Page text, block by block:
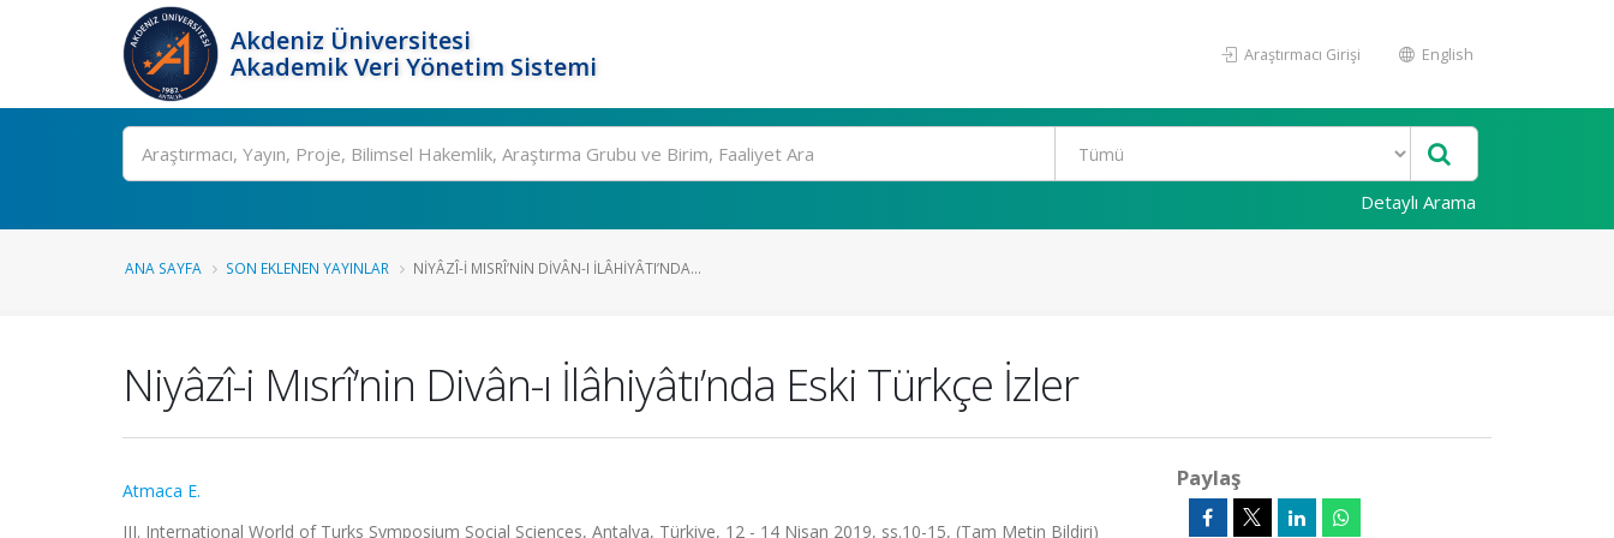
Akdeniz Üniversitesi
Akademik Veri Yönetim Sistemi
Araştırmacı Girişi English
Ara
Detaylı Arama
ANA SAYFA SON EKLENEN YAYINLAR NIYÂZÎ-I MISRÎ’NIN DIVÂN-I İLÂHIYÂTI’NDA...
Niyâzî-i Mısrî’nin Divân-ı İlâhiyâtı’nda Eski Türkçe İzler
Atmaca E.
III. International World of Turks Symposium Social Sciences, Antalya, Türkiye, 12 - 14 Nisan 2019, ss.10-15, (Tam Metin Bildiri)
Paylaş